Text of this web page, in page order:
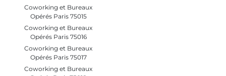
Coworking et Bureaux
Opérés Paris 75015
Coworking et Bureaux
Opérés Paris 75016
Coworking et Bureaux
Opérés Paris 75017
Coworking et Bureaux